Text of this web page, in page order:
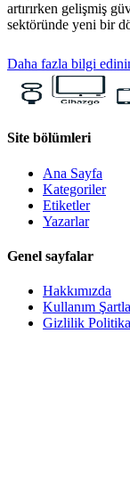
artırırken gelişmiş
sektöründe yeni bir
Daha fazla bilgi
Site bölümleri
Ana Sayfa
Kategoriler
Etiketler
Yazarlar
Genel sayfalar
Hakkımızda
Kullanım
Gizlilik